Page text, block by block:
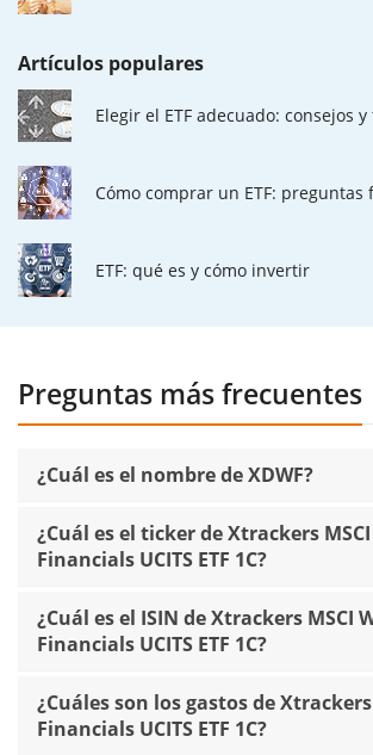
Artículos populares
Elegir el ETF adecuado: consejos
Cómo comprar un ETF: preguntas
ETF: qué es y cómo invertir
Preguntas más frecuentes
¿Cuál es el nombre de XDWF?
¿Cuál es el ticker de Xtrackers
Financials UCITS ETF 1C?
¿Cuál es el ISIN de Xtrackers MSCI
Financials UCITS ETF 1C?
¿Cuáles son los gastos de
Financials UCITS ETF 1C?